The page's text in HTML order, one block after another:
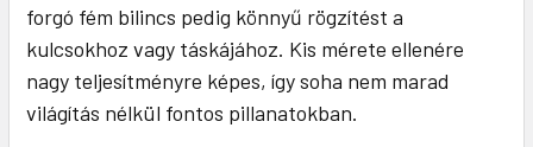
forgó fém bilincs pedig könnyű rögzítést a
kulcsokhoz vagy táskájához. Kis mérete ellenére
nagy teljesítményre képes, így soha nem marad
világítás nélkül fontos pillanatokban.